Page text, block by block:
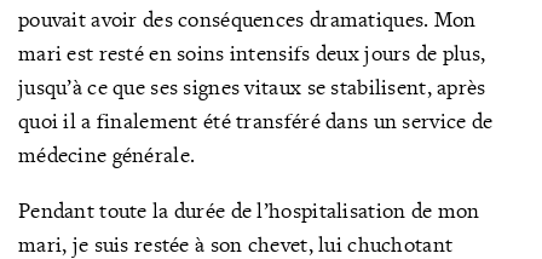
pouvait avoir des conséquences dramatiques. Mon
mari est resté en soins intensifs deux jours de plus,
jusqu’à ce que ses signes vitaux se stabilisent, après
quoi il a finalement été transféré dans un service de
médecine générale.
Pendant toute la durée de l’hospitalisation de mon
mari, je suis restée à son chevet, lui chuchotant